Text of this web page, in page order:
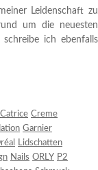
Leidenschaft zu
um die neuesten
schreibe ich ebenfalls
Catrice Creme
Garnier
Lidschatten
Nails ORLY P2